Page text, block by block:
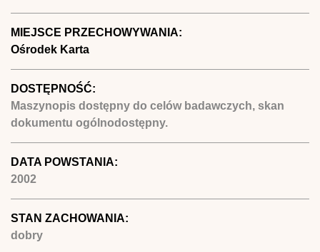
MIEJSCE PRZECHOWYWANIA:
Ośrodek Karta
DOSTĘPNOŚĆ:
Maszynopis dostępny do celów badawczych, skan
dokumentu ogólnodostępny.
DATA POWSTANIA:
2002
STAN ZACHOWANIA:
dobry